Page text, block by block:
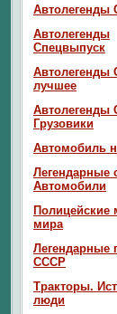
Автолегенды
Автолегенды
Спецвыпуск
Автолегенды
лучшее
Автолегенды
Грузовики
Автомобиль
Легендарные
Автомобили
мира
Легендарные
СССР
Тракторы.
люди